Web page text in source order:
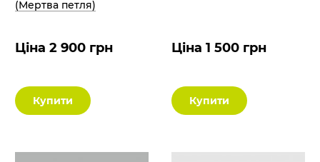
(Мертва петля)
Ціна 2 900 грн
Купити
Ціна 1 500 грн
Купити